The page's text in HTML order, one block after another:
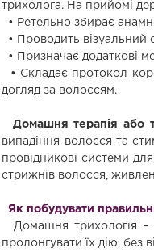
трихолога. На прийомі
• Ретельно збирає
• Проводить візуальний
• Призначає додаткові
• Складає протокол
догляд за волоссям.
Домашня терапія або
випадіння волосся та
провідникові системи
стрижнів волосся,
Як побудувати
Домашня трихологія –
пролонгувати їх дію, без